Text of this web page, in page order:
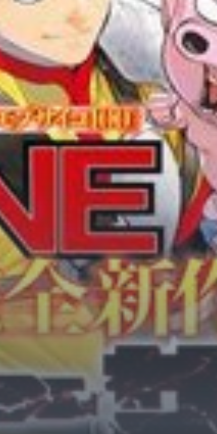
Ngôn Tình
Slice Of Life
School Life
Manga
Supernatural
Xuyên Không
Mystery
Webtoon
Horror
Chuyển Sinh
Psychological
Martial Arts
Shoujo
Tragedy
#Sủng Ngọt
Hiện Đại